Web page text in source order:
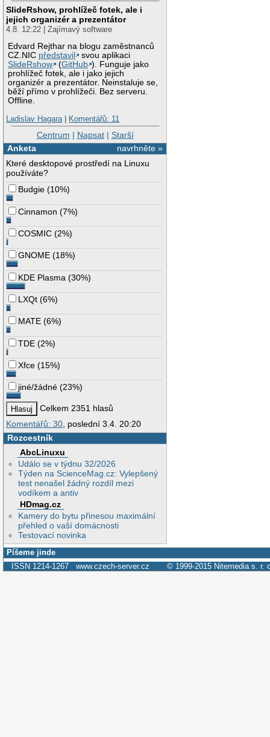
SlideRshow, prohlížeč fotek, ale i
jejich organizér a prezentátor
4.8. 12:22 | Zajímavý software
Edvard Rejthar na blogu zaměstnanců
CZ.NIC představil
svou aplikaci
SlideRshow
(GitHub ). Funguje jako
prohlížeč fotek, ale i jako jejich
organizér a prezentátor. Neinstaluje se,
běží přímo v prohlížeči. Bez serveru.
Offline.
Ladislav Hagara| Komentářů: 11
Centrum | Napsat| Starší
navrhněte »
Anketa
Které desktopové prostředí na Linuxu
používáte?
Budgie (10%)
Cinnamon (7%)
COSMIC (2%)
GNOME (18%)
KDE Plasma (30%)
LXQt (6%)
MATE (6%)
TDE (2%)
Xfce (15%)
jiné/žádné (23%)
Celkem 2351 hlasů
Komentářů: 30 , poslední 3.4. 20:20
Rozcestník
AbcLinuxu
Událo se v týdnu 32/2026
Týden na ScienceMag.cz: Vylepšený
test nenašel žádný rozdíl mezi
vodíkem a antiv
HDmag.cz
Kamery do bytu přinesou maximální
přehled o vaší domácnosti
Testovací novinka
Píšeme jinde
ISSN 1214-1267 www.czech-server.cz © 1999-2015 Nitemedia s. r.